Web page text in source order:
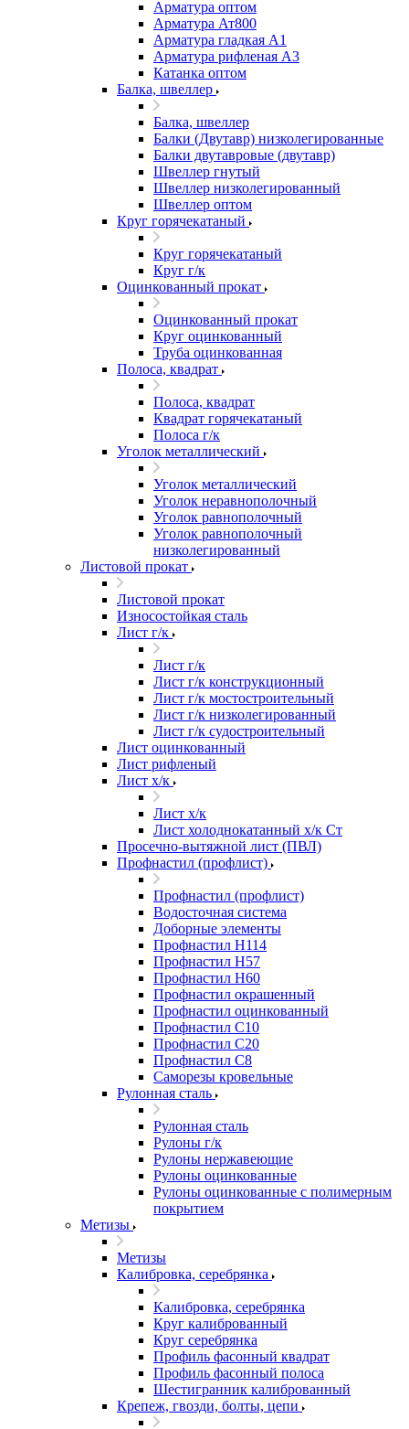
Арматура оптом
Арматура Ат800
Арматура гладкая А1
Арматура рифленая А3
Катанка оптом
Балка, швеллер
Балка, швеллер
Балки (Двутавр) низколегированные
Балки двутавровые (двутавр)
Швеллер гнутый
Швеллер низколегированный
Швеллер оптом
Круг горячекатаный
Круг горячекатаный
Круг г/к
Оцинкованный прокат
Оцинкованный прокат
Круг оцинкованный
Труба оцинкованная
Полоса, квадрат
Полоса, квадрат
Квадрат горячекатаный
Полоса г/к
Уголок металлический
Уголок металлический
Уголок неравнополочный
Уголок равнополочный
Уголок равнополочный
низколегированный
Листовой прокат
Листовой прокат
Износостойкая сталь
Лист г/к
Лист г/к
Лист г/к конструкционный
Лист г/к мостостроительный
Лист г/к низколегированный
Лист г/к судостроительный
Лист оцинкованный
Лист рифленый
Лист х/к
Лист х/к
Лист холоднокатанный х/к Ст
Просечно-вытяжной лист (ПВЛ)
Профнастил (профлист)
Профнастил (профлист)
Водосточная система
Доборные элементы
Профнастил Н114
Профнастил Н57
Профнастил Н60
Профнастил окрашенный
Профнастил оцинкованный
Профнастил С10
Профнастил С20
Профнастил С8
Саморезы кровельные
Рулонная сталь
Рулонная сталь
Рулоны г/к
Рулоны нержавеющие
Рулоны оцинкованные
Рулоны оцинкованные с полимерным
покрытием
Метизы
Метизы
Калибровка, серебрянка
Калибровка, серебрянка
Круг калиброванный
Круг серебрянка
Профиль фасонный квадрат
Профиль фасонный полоса
Шестигранник калиброванный
Крепеж, гвозди, болты, цепи